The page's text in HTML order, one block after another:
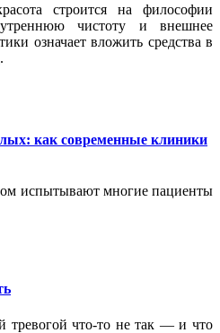
строится на философии
чистоту и внешнее
означает вложить средства в
как современные клиники
испытывают многие пациенты
тревогой что-то не так — и что